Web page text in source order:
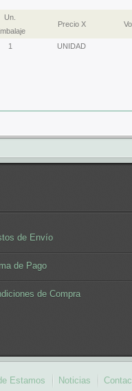
Un.
Precio X
1 UNIDAD
de Envío
de Pago
de Compra
Estamos Noticias